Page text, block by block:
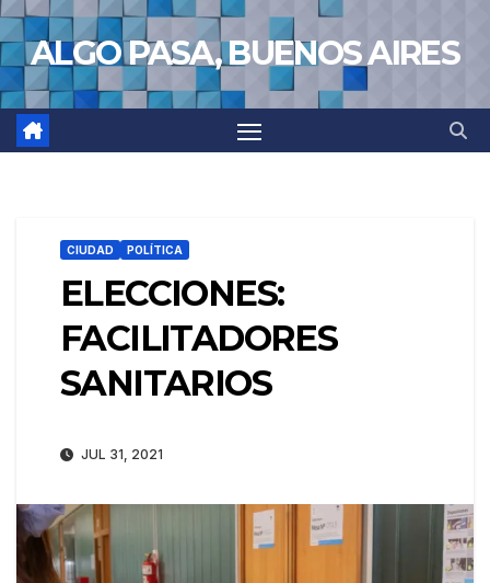
Saltar
al
contenido
ALGO PASA, BUENOS AIRES
CIUDAD POLÍTICA
ELECCIONES:
FACILITADORES
SANITARIOS
JUL 31, 2021